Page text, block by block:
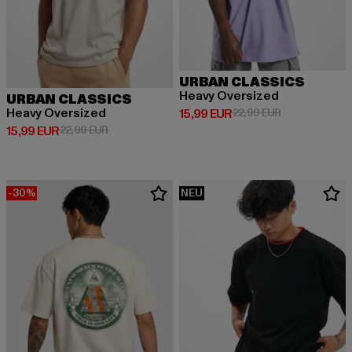
URBAN CLASSICS
Heavy Oversized
15,99 EUR
Derzeitiger Preis: 15,99 EUR
22,99 EURAktionspreis: 22,99 EUR
URBAN CLASSICS
Heavy Oversized
15,99 EUR
Derzeitiger Preis: 15,99 EUR
22,99 EURAktionspreis:
-30% NEU